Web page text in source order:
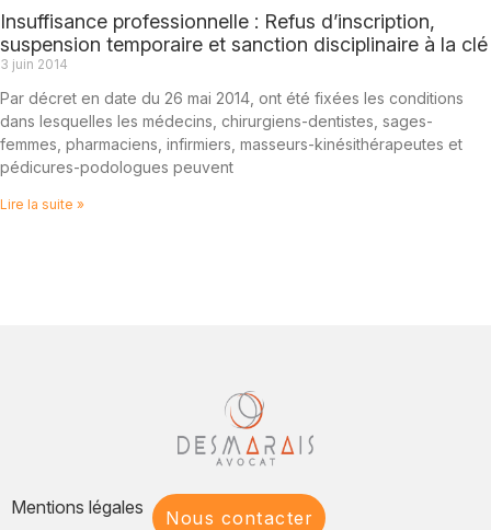
Insuffisance professionnelle : Refus d’inscription,
suspension temporaire et sanction disciplinaire à la clé
3 juin 2014
Par décret en date du 26 mai 2014, ont été fixées les conditions
dans lesquelles les médecins, chirurgiens-dentistes, sages-
femmes, pharmaciens, infirmiers, masseurs-kinésithérapeutes et
pédicures-podologues peuvent
Lire la suite »
Mentions légales Nous contacter